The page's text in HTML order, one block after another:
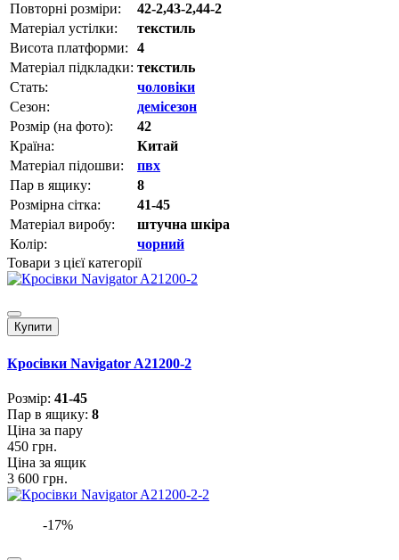
Повторні розміри:
42-2,43-2,44-2
Матеріал устілки:
текстиль
Висота платформи:
4
Матеріал підкладки: текстиль
Стать:
чоловіки
Сезон:
демісезон
Розмір (на фото):
42
Країна:
Китай
Матеріал підошви:
пвх
Пар в ящику:
8
Розмірна сітка:
41-45
Матеріал виробу:
штучна шкіра
Колір:
чорний
Товари з цієї категорії
Купити
Кросівки Navigator A21200-2
Розмiр: 41-45
Пар в ящику: 8
Ціна за пару
450 грн.
Ціна за ящик
3 600 грн.
-17%